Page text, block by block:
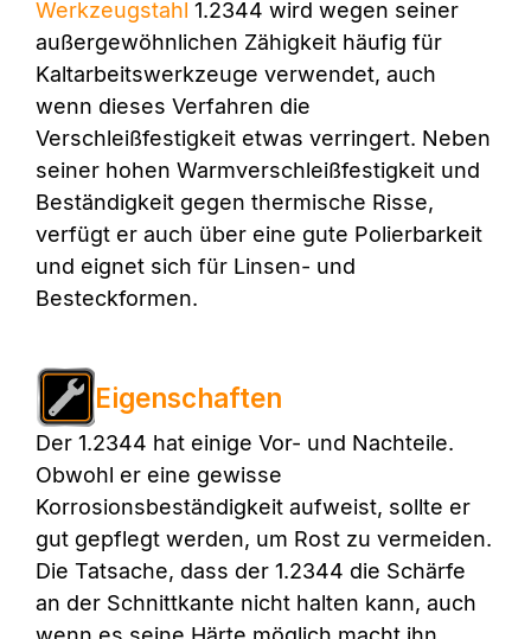
Werkzeugstahl 1.2344 wird wegen seiner
außergewöhnlichen Zähigkeit häufig für
Kaltarbeitswerkzeuge verwendet, auch
wenn dieses Verfahren die
Verschleißfestigkeit etwas verringert. Neben
seiner hohen Warmverschleißfestigkeit und
Beständigkeit gegen thermische Risse,
verfügt er auch über eine gute Polierbarkeit
und eignet sich für Linsen- und
Besteckformen.
Eigenschaften
Der 1.2344 hat einige Vor- und Nachteile.
Obwohl er eine gewisse
Korrosionsbeständigkeit aufweist, sollte er
gut gepflegt werden, um Rost zu vermeiden.
Die Tatsache, dass der 1.2344 die Schärfe
an der Schnittkante nicht halten kann, auch